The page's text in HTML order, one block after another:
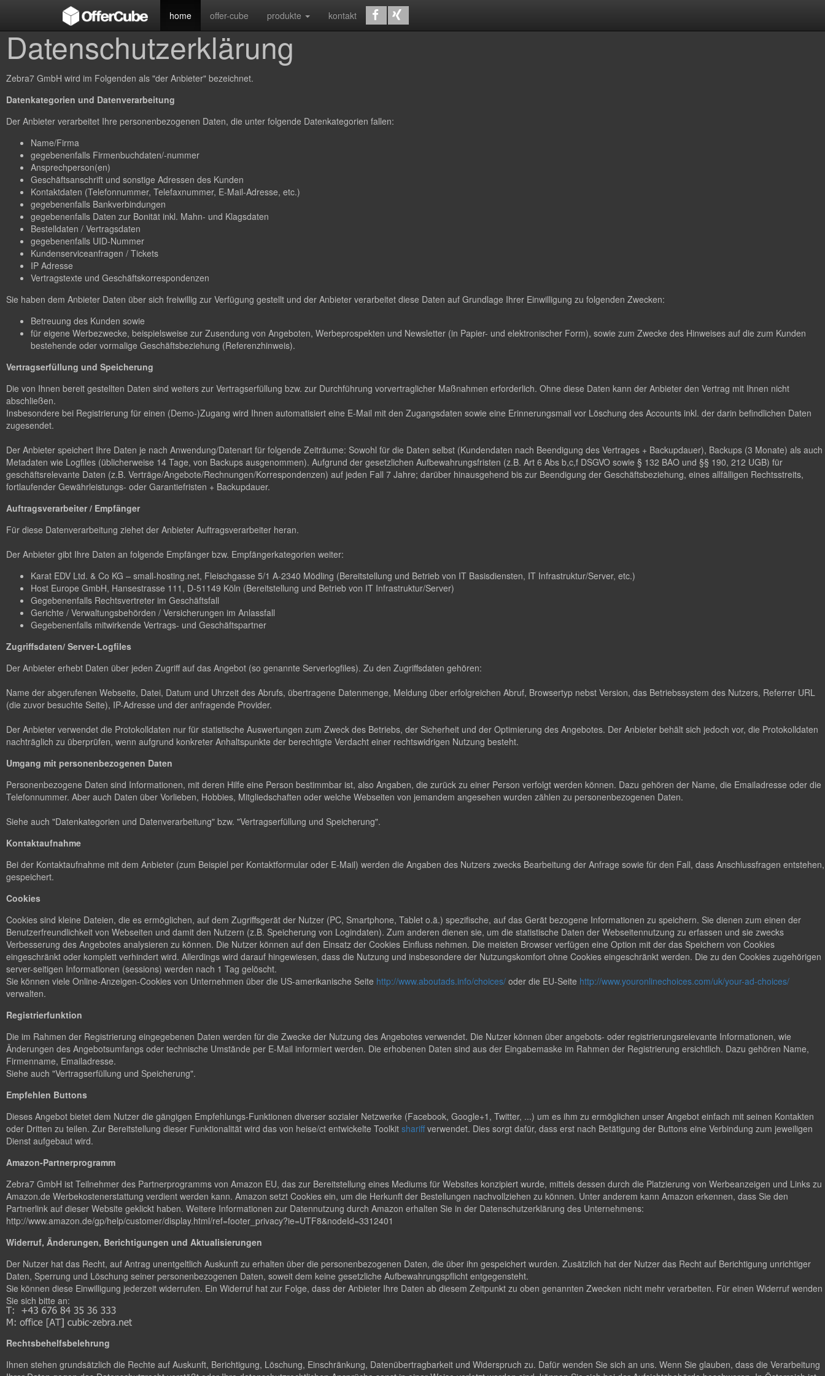
home offer-cube produkte kontakt
Datenschutzerklärung
Zebra7 GmbH wird im Folgenden als "der Anbieter" bezeichnet.
Datenkategorien und Datenverarbeitung
Der Anbieter verarbeitet Ihre personenbezogenen Daten, die unter folgende Datenkategorien fallen:
Name/Firma
gegebenenfalls Firmenbuchdaten/-nummer
Ansprechperson(en)
Geschäftsanschrift und sonstige Adressen des Kunden
Kontaktdaten (Telefonnummer, Telefaxnummer, E-Mail-Adresse, etc.)
gegebenenfalls Bankverbindungen
gegebenenfalls Daten zur Bonität inkl. Mahn- und Klagsdaten
Bestelldaten / Vertragsdaten
gegebenenfalls UID-Nummer
Kundenserviceanfragen / Tickets
IP Adresse
Vertragstexte und Geschäftskorrespondenzen
Sie haben dem Anbieter Daten über sich freiwillig zur Verfügung gestellt und der Anbieter verarbeitet diese Daten auf Grundlage Ihrer Einwilligung zu folgenden Zwecken:
Betreuung des Kunden sowie
für eigene Werbezwecke, beispielsweise zur Zusendung von Angeboten, Werbeprospekten und Newsletter (in Papier- und elektronischer Form), sowie zum Zwecke des Hinweises auf die zum Kunden
bestehende oder vormalige Geschäftsbeziehung (Referenzhinweis).
Vertragserfüllung und Speicherung
Die von Ihnen bereit gestellten Daten sind weiters zur Vertragserfüllung bzw. zur Durchführung vorvertraglicher Maßnahmen erforderlich. Ohne diese Daten kann der Anbieter den Vertrag mit Ihnen nicht
abschließen.
Insbesondere bei Registrierung für einen (Demo-)Zugang wird Ihnen automatisiert eine E-Mail mit den Zugangsdaten sowie eine Erinnerungsmail vor Löschung des Accounts inkl. der darin befindlichen Daten
zugesendet.
Der Anbieter speichert Ihre Daten je nach Anwendung/Datenart für folgende Zeiträume: Sowohl für die Daten selbst (Kundendaten nach Beendigung des Vertrages + Backupdauer), Backups (3 Monate) als auch
Metadaten wie Logfiles (üblicherweise 14 Tage, von Backups ausgenommen). Aufgrund der gesetzlichen Aufbewahrungsfristen (z.B. Art 6 Abs b,c,f DSGVO sowie § 132 BAO und §§ 190, 212 UGB) für
geschäftsrelevante Daten (z.B. Verträge/Angebote/Rechnungen/Korrespondenzen) auf jeden Fall 7 Jahre; darüber hinausgehend bis zur Beendigung der Geschäftsbeziehung, eines allfälligen Rechtsstreits,
fortlaufender Gewährleistungs- oder Garantiefristen + Backupdauer.
Auftragsverarbeiter / Empfänger
Für diese Datenverarbeitung ziehet der Anbieter Auftragsverarbeiter heran.
Der Anbieter gibt Ihre Daten an folgende Empfänger bzw. Empfängerkategorien weiter:
Karat EDV Ltd. & Co KG – small-hosting.net, Fleischgasse 5/1 A-2340 Mödling (Bereitstellung und Betrieb von IT Basisdiensten, IT Infrastruktur/Server, etc.)
Host Europe GmbH, Hansestrasse 111, D-51149 Köln (Bereitstellung und Betrieb von IT Infrastruktur/Server)
Gegebenenfalls Rechtsvertreter im Geschäftsfall
Gerichte / Verwaltungsbehörden / Versicherungen im Anlassfall
Gegebenenfalls mitwirkende Vertrags- und Geschäftspartner
Zugriffsdaten/ Server-Logfiles
Der Anbieter erhebt Daten über jeden Zugriff auf das Angebot (so genannte Serverlogfiles). Zu den Zugriffsdaten gehören:
Name der abgerufenen Webseite, Datei, Datum und Uhrzeit des Abrufs, übertragene Datenmenge, Meldung über erfolgreichen Abruf, Browsertyp nebst Version, das Betriebssystem des Nutzers, Referrer URL
(die zuvor besuchte Seite), IP-Adresse und der anfragende Provider.
Der Anbieter verwendet die Protokolldaten nur für statistische Auswertungen zum Zweck des Betriebs, der Sicherheit und der Optimierung des Angebotes. Der Anbieter behält sich jedoch vor, die Protokolldaten
nachträglich zu überprüfen, wenn aufgrund konkreter Anhaltspunkte der berechtigte Verdacht einer rechtswidrigen Nutzung besteht.
Umgang mit personenbezogenen Daten
Personenbezogene Daten sind Informationen, mit deren Hilfe eine Person bestimmbar ist, also Angaben, die zurück zu einer Person verfolgt werden können. Dazu gehören der Name, die Emailadresse oder die
Telefonnummer. Aber auch Daten über Vorlieben, Hobbies, Mitgliedschaften oder welche Webseiten von jemandem angesehen wurden zählen zu personenbezogenen Daten.
Siehe auch "Datenkategorien und Datenverarbeitung" bzw. "Vertragserfüllung und Speicherung".
Kontaktaufnahme
Bei der Kontaktaufnahme mit dem Anbieter (zum Beispiel per Kontaktformular oder E-Mail) werden die Angaben des Nutzers zwecks Bearbeitung der Anfrage sowie für den Fall, dass Anschlussfragen entstehen,
gespeichert.
Cookies
Cookies sind kleine Dateien, die es ermöglichen, auf dem Zugriffsgerät der Nutzer (PC, Smartphone, Tablet o.ä.) spezifische, auf das Gerät bezogene Informationen zu speichern. Sie dienen zum einen der
Benutzerfreundlichkeit von Webseiten und damit den Nutzern (z.B. Speicherung von Logindaten). Zum anderen dienen sie, um die statistische Daten der Webseitennutzung zu erfassen und sie zwecks
Verbesserung des Angebotes analysieren zu können. Die Nutzer können auf den Einsatz der Cookies Einfluss nehmen. Die meisten Browser verfügen eine Option mit der das Speichern von Cookies
eingeschränkt oder komplett verhindert wird. Allerdings wird darauf hingewiesen, dass die Nutzung und insbesondere der Nutzungskomfort ohne Cookies eingeschränkt werden. Die zu den Cookies zugehörigen
server-seitigen Informationen (sessions) werden nach 1 Tag gelöscht.
Sie können viele Online-Anzeigen-Cookies von Unternehmen über die US-amerikanische Seite http://www.aboutads.info/choices/ oder die EU-Seite http://www.youronlinechoices.com/uk/your-ad-choices/
verwalten.
Registrierfunktion
Die im Rahmen der Registrierung eingegebenen Daten werden für die Zwecke der Nutzung des Angebotes verwendet. Die Nutzer können über angebots- oder registrierungsrelevante Informationen, wie
Änderungen des Angebotsumfangs oder technische Umstände per E-Mail informiert werden. Die erhobenen Daten sind aus der Eingabemaske im Rahmen der Registrierung ersichtlich. Dazu gehören Name,
Firmenname, Emailadresse.
Siehe auch "Vertragserfüllung und Speicherung".
Empfehlen Buttons
Dieses Angebot bietet dem Nutzer die gängigen Empfehlungs-Funktionen diverser sozialer Netzwerke (Facebook, Google+1, Twitter, ...) um es ihm zu ermöglichen unser Angebot einfach mit seinen Kontakten
oder Dritten zu teilen. Zur Bereitstellung dieser Funktionalität wird das von heise/ct entwickelte Toolkit shariffverwendet. Dies sorgt dafür, dass erst nach Betätigung der Buttons eine Verbindung zum jeweiligen
Dienst aufgebaut wird.
Amazon-Partnerprogramm
Zebra7 GmbH ist Teilnehmer des Partnerprogramms von Amazon EU, das zur Bereitstellung eines Mediums für Websites konzipiert wurde, mittels dessen durch die Platzierung von Werbeanzeigen und Links zu
Amazon.de Werbekostenerstattung verdient werden kann. Amazon setzt Cookies ein, um die Herkunft der Bestellungen nachvollziehen zu können. Unter anderem kann Amazon erkennen, dass Sie den
Partnerlink auf dieser Website geklickt haben. Weitere Informationen zur Datennutzung durch Amazon erhalten Sie in der Datenschutzerklärung des Unternehmens:
http://www.amazon.de/gp/help/customer/display.html/ref=footer_privacy?ie=UTF8&nodeId=3312401
Widerruf, Änderungen, Berichtigungen und Aktualisierungen
Der Nutzer hat das Recht, auf Antrag unentgeltlich Auskunft zu erhalten über die personenbezogenen Daten, die über ihn gespeichert wurden. Zusätzlich hat der Nutzer das Recht auf Berichtigung unrichtiger
Daten, Sperrung und Löschung seiner personenbezogenen Daten, soweit dem keine gesetzliche Aufbewahrungspflicht entgegensteht.
Sie können diese Einwilligung jederzeit widerrufen. Ein Widerruf hat zur Folge, dass der Anbieter Ihre Daten ab diesem Zeitpunkt zu oben genannten Zwecken nicht mehr verarbeiten. Für einen Widerruf wenden
Sie sich bitte an:
Rechtsbehelfsbelehrung
Ihnen stehen grundsätzlich die Rechte auf Auskunft, Berichtigung, Löschung, Einschränkung, Datenübertragbarkeit und Widerspruch zu. Dafür wenden Sie sich an uns. Wenn Sie glauben, dass die Verarbeitung